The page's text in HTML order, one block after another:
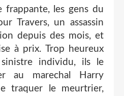
frappante, les gens du
Travers, un assassin
depuis des mois, et
à prix. Trop heureux
individu, ils le
au marechal Harry
traquer le meurtrier,